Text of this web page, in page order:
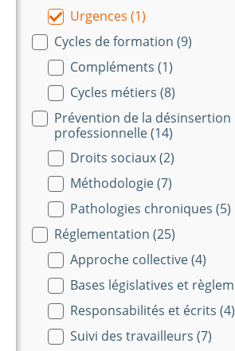
Urgences (1)
Cycles de formation (9)
Compléments (1)
Cycles métiers (8)
Prévention de la désinsertion
professionnelle(14)
Droits sociaux(2)
Méthodologie(7)
Pathologies chroniques (5)
Réglementation (25)
Approche collective(4)
Bases législatives et
Responsabilités et écrits (4)
Suivi des travailleurs (7)